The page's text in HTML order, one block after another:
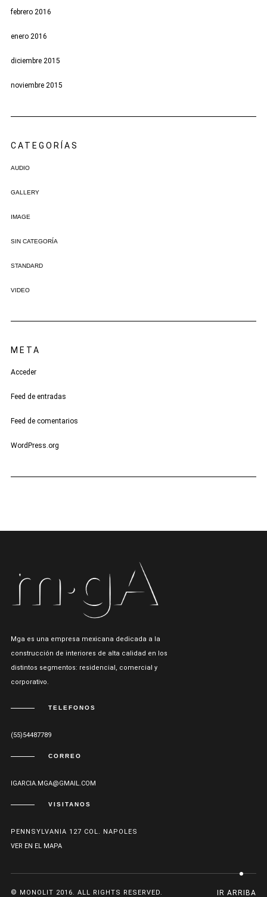
febrero 2016
enero 2016
diciembre 2015
noviembre 2015
CATEGORÍAS
AUDIO
GALLERY
IMAGE
SIN CATEGORÍA
STANDARD
VIDEO
META
Acceder
Feed de entradas
Feed de comentarios
WordPress.org
Mga es una empresa mexicana dedicada a la
construcción de interiores de alta calidad en los
distintos segmentos: residencial, comercial y
corporativo.
TELEFONOS
(55)54487789
CORREO
IGARCIA.MGA@GMAIL.COM
VISITANOS
PENNSYLVANIA 127 COL. NAPOLES
VER EN EL MAPA
© MONOLIT 2016. ALL RIGHTS RESERVED. IR ARRIBA